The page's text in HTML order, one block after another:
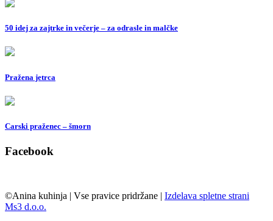
50 idej za zajtrke in večerje – za odrasle in malčke
Pražena jetrca
Carski praženec – šmorn
Facebook
©Anina kuhinja | Vse pravice pridržane | Izdelava spletne strani
Ms3 d.o.o.